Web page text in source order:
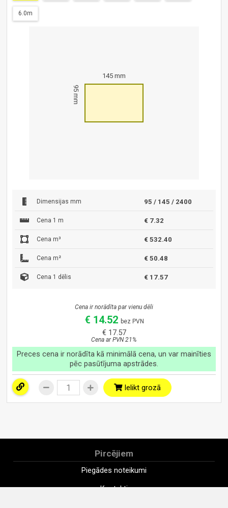
6.0m
145 mm
95 mm
Dimensijas mm 95 / 145 / 2400
Cena 1 m € 7.32
Cena m³ € 532.40
Cena m² € 50.48
Cena 1 dēlis € 17.57
Cena ir norādīta par vienu dēli
€ 14.52 bez PVN
€ 17.57
Cena ar PVN 21%
Preces cena ir norādīta kā minimālā cena, un var mainīties
pēc pasūtījuma apstrādes.
Ielikt grozā
Pircējiem
Piegādes noteikumi
Kontakti